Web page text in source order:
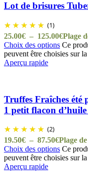
Lot de brisures
(1)
25.00€ – 125.00€Plage
Choix des options Ce
peuvent être choisies sur
Aperçu rapide
Truffes Fraîches été
1 petit flacon
(2)
19.50€ – 87.50€Plage
Choix des options Ce
peuvent être choisies sur
Aperçu rapide